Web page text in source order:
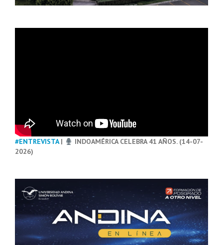
#ENTREVISTA|
INDOAMÉRICA CELEBRA 41 AÑOS. (14-07-
2026)